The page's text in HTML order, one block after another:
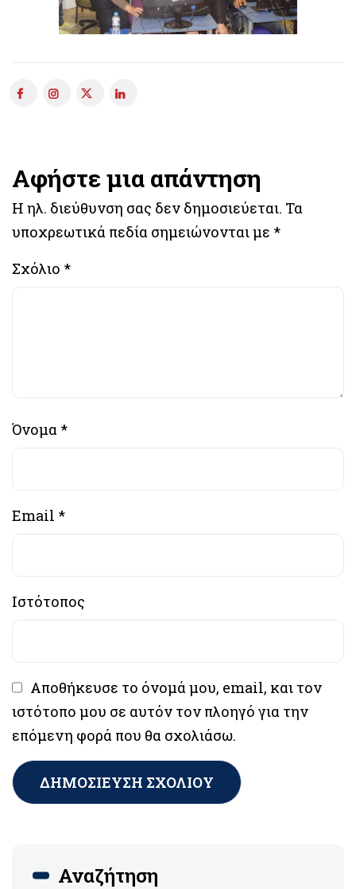
Αφήστε μια απάντηση
Η ηλ. διεύθυνση σας δεν δημοσιεύεται. Τα
υποχρεωτικά πεδία σημειώνονται με *
Σχόλιο *
Όνομα *
Email *
Ιστότοπος
Αποθήκευσε το όνομά μου, email, και τον
ιστότοπο μου σε αυτόν τον πλοηγό για την
επόμενη φορά που θα σχολιάσω.
Αναζήτηση